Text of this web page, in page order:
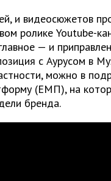
и видеосюжетов
ролике Youtube-
— и
с Аурусом в
можно в
(ЕМП), на
бренда.